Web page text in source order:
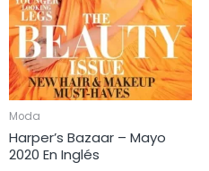
Moda
Harper’s Bazaar – Mayo
2020 En Inglés